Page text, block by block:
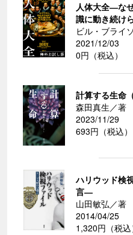
人体大全―な
識に動き続け
ビル・ブライ
2021/12/03
0円（税込）
計算する生命
森田真生／著
2023/11/29
693円（税込）
ハリウッド検
言―
山田敏弘／著
2014/04/25
1,320円（税込